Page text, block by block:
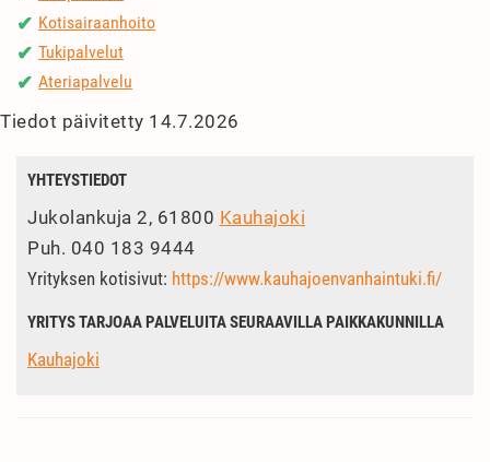
✔ Kotisairaanhoito
✔ Tukipalvelut
✔ Ateriapalvelu
Tiedot päivitetty 14.7.2026
YHTEYSTIEDOT
Jukolankuja 2, 61800 Kauhajoki
Puh. 040 183 9444
Yrityksen kotisivut: https://www.kauhajoenvanhaintuki.fi/
YRITYS TARJOAA PALVELUITA SEURAAVILLA PAIKKAKUNNILLA
Kauhajoki